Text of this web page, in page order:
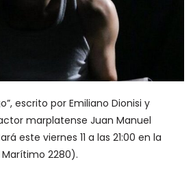
escrito por Emiliano Dionisi y
marplatense Juan Manuel
este viernes 11 a las 21:00 en la
Marítimo 2280).